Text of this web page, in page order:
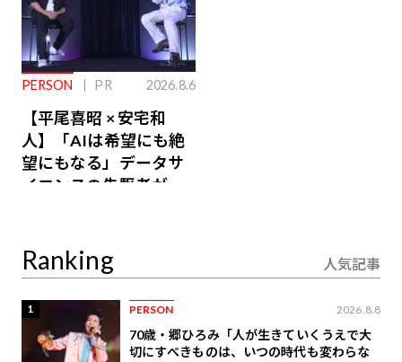
PERSON PR 2026.8.6
【平尾喜昭 × 安宅和
人】「AIは希望にも絶
望にもなる」データサ
イエンスの先駆者が語
Ranking 人気記事
1 PERSON 2026.8.8
70歳・郷ひろみ「人が生きていくうえで大
切にすべきものは、いつの時代も変わらな